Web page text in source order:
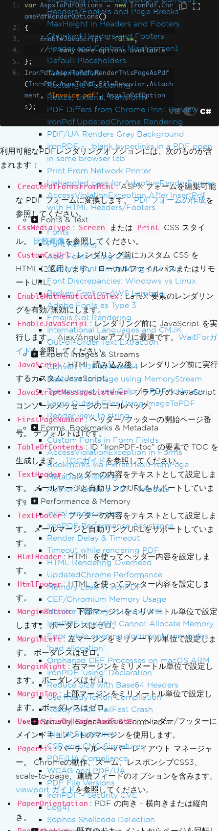
Headers/Footers and Page Breaks
MaxHeight in Headers and Footers
Chunked Headers and Footers
Header and Content Misalignment
Default Placeholders
Table Headers
Rectangle Positioning
Resize, Extend, Transform
PDF Differs from Chrome Print Preview
IronPdf.UpdatedChrome Rendering
PDF/UA Renders Gray Background
IronPDF - _blank hyperlinks in a PDF open
in same browser tab
Print From Network Printer
Unhandled case for AdaptiveRenderEngine
AccessViolationException After InsertPdf
with HTML Headers/Footers
Fonts & Text
Fonts
Font Kerning
Add Fonts Using CSS
Custom Font Embedding on Linux
Font Discrepancies: Windows vs Linux
Broken Font on AWS Lambda
Adobe Fonts as Type 3
Emojis Not Rendering
International Languages and CMJK
Out-of-Order Text Extraction
Export, Images & Streams
Convert PDF to Base64
Rasterize to Image using MemoryStream
Transparency and Color in PDF-to-Image
Large Output Files Using ImageToPDF
Render view to string
Forms, Bookmarks & Metadata
Custom Fonts in Form Fields
AccessViolationException in Forms
Bookmarks via ExtractTextFromPage
MetaData Visibility
Author Names in PDF Metadata
Performance & Memory
Initial render is slow
IronPDF Performance Assistance
Render Delay & Timeout
Timeout while rendering PDF
HTML Rendering Overhead
UpdatedChrome Performance
Memory Leak in IronPDF
CEF/Chromium Memory Usage
Monitor Memory in Linux/WSL
IronPDF LinxARM Cannot Allocate Memory
Error while opening document from bytes:
'bad allocation'
Orphaned CEF Processes on macOS ARM
IronPDF 'using' Declaration
Reduce Size with Base64 Headers
Use ReadyToRun Compilation
ReadyToRun FailFast Crash
Security, Signatures & Compliance
Digital Signatures
CSP and CNG Signatures
PDF/UA Compliance
WCAG and PDF/UA
PDF File Versions
IronPDF - Security CVE
Log4j
Sophos Shellcode Detection
var AspxToPdfOptions = new IronPdf . Chr
omePdfRenderOptions()
{
EnableJavaScript
= false ,
//.. many more options available
};
IronPdf.AspxToPdf.RenderThisPageAsPdf
( IronPdf.AspxToPdf.FileBehavior . Attach
ment , "Invoice.pdf",
AspxToPdfOption
s ); VB C#
利用可能なPDFレンダリングオプションには、次のものが含
まれます：
CreatePdfFormsFromHtml : ASPX フォームを編集可能
な PDF フォームに変換します。PDFフォームの作成を
参照してください。
CssMediaType : Screen または Print
CSS スタイ
ル。
比較画像を参照してください。
CustomCssUrl : レンダリング前にカスタム CSS を
HTML に適用します。 ローカルファイルパスまたはリモ
ートURL。
EnableMathematicalLaTex : LaTeX 要素のレンダリン
グを有効/無効にします。
EnableJavaScript : レンダリング前に JavaScript を実
行します。 Ajax/Angularアプリに最適です。 WaitForガ
イドを参照してください。
JavaScript : HTML 読み込み後、レンダリング前に実行
するカスタム JavaScript。
JavaScriptMessageListener : ブラウザの JavaScript
コンソールメッセージのコールバック。
FirstPageNumber : ヘッダー/フッターの開始ページ番
号。 デフォルトは1です。
TableOfContents : ID "IronPDF-toc" の要素で TOC を
生成します。TOCガイドを参照してください。
TextHeader : ヘッダーの内容をテキストとして設定しま
す。 メールマージと自動リンクURLをサポートしていま
す。
TextFooter : フッターの内容をテキストとして設定しま
す。 メールマージと自動リンクURLをサポートしていま
す。
HtmlHeader : HTML を使ってヘッダー内容を設定しま
す。
HtmlFooter : HTML を使ってフッター内容を設定しま
す。
MarginBottom : 下部マージンをミリメートル単位で設定
します。 ボーダレスはゼロ。
MarginLeft : 左マージンをミリメートル単位で設定しま
す。 ボーダレスはゼロ。
MarginRight : 右マージンをミリメートル単位で設定し
ます。 ボーダレスはゼロ。
MarginTop : 上部マージンをミリメートル単位で設定し
ます。 ボーダレスはゼロ。
UseMarginsOnHeaderAndFooter : ヘッダー/フッターに
メインドキュメントのマージンを使用します。
PaperFit : バーチャルペーパー レイアウト マネージャ
ー。 Chromeの動作、ズーム、レスポンシブCSS3、
scale-to-page、連続フィードのオプションを含みます。
viewport ガイドを参照してください。
PaperOrientation : PDF の向き - 横向きまたは縦向
き。